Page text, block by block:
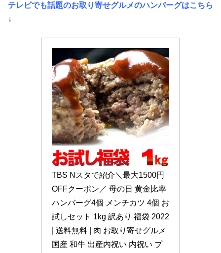
テレビでも話題のお取り寄せグルメのハンバーグはこちら
↓
TBS Nスタで紹介＼最大1500円
OFFクーポン／ 母の日 黄金比率
ハンバーグ4個 メンチカツ 4個 お
試しセット 1kg 訳あり 福袋 2022
| 送料無料 | 肉 お取り寄せグルメ
国産 和牛 出産内祝い 内祝い プ